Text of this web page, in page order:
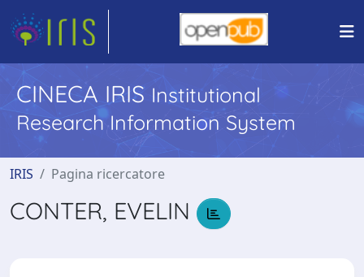
CINECA IRIS Institutional
Research Information System
IRIS Pagina ricercatore
CONTER, EVELIN